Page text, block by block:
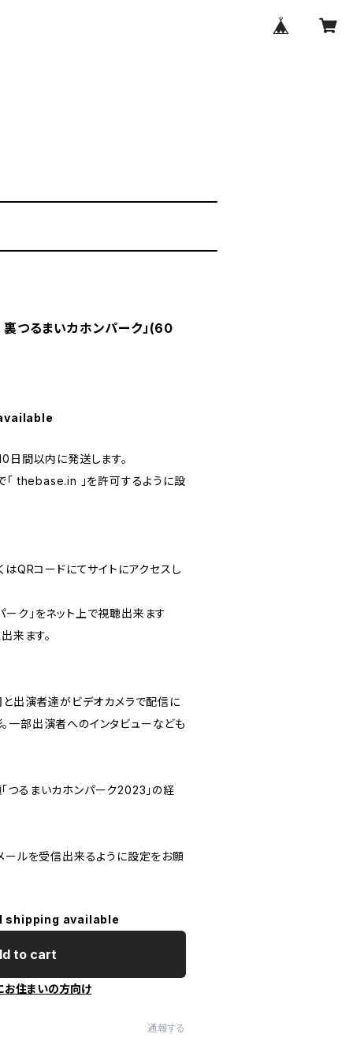
裏つるまいカホンパーク」(60
間以内に発送します。
thebase.in 」を許可するように設
QRコードにてサイトにアクセスし
ク」をネット上で視聴出来ます
来ます。
出演者達がビデオカメラで配信に
一部出演者へのインタビューなども
るまいカホンパーク2023」の経
ールを受信出来るように設定をお願
shipping available
to cart
お住まいの方向け
通報する